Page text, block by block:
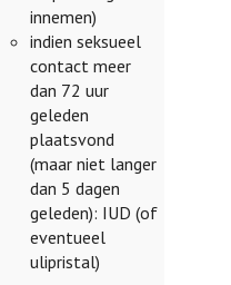
innemen)
indien seksueel
contact meer
dan 72 uur
geleden
plaatsvond
(maar niet langer
dan 5 dagen
geleden): IUD (of
eventueel
ulipristal)